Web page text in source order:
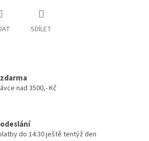
SDÍLET
nad 3500,- Kč
do 14:30 ještě tentýž den